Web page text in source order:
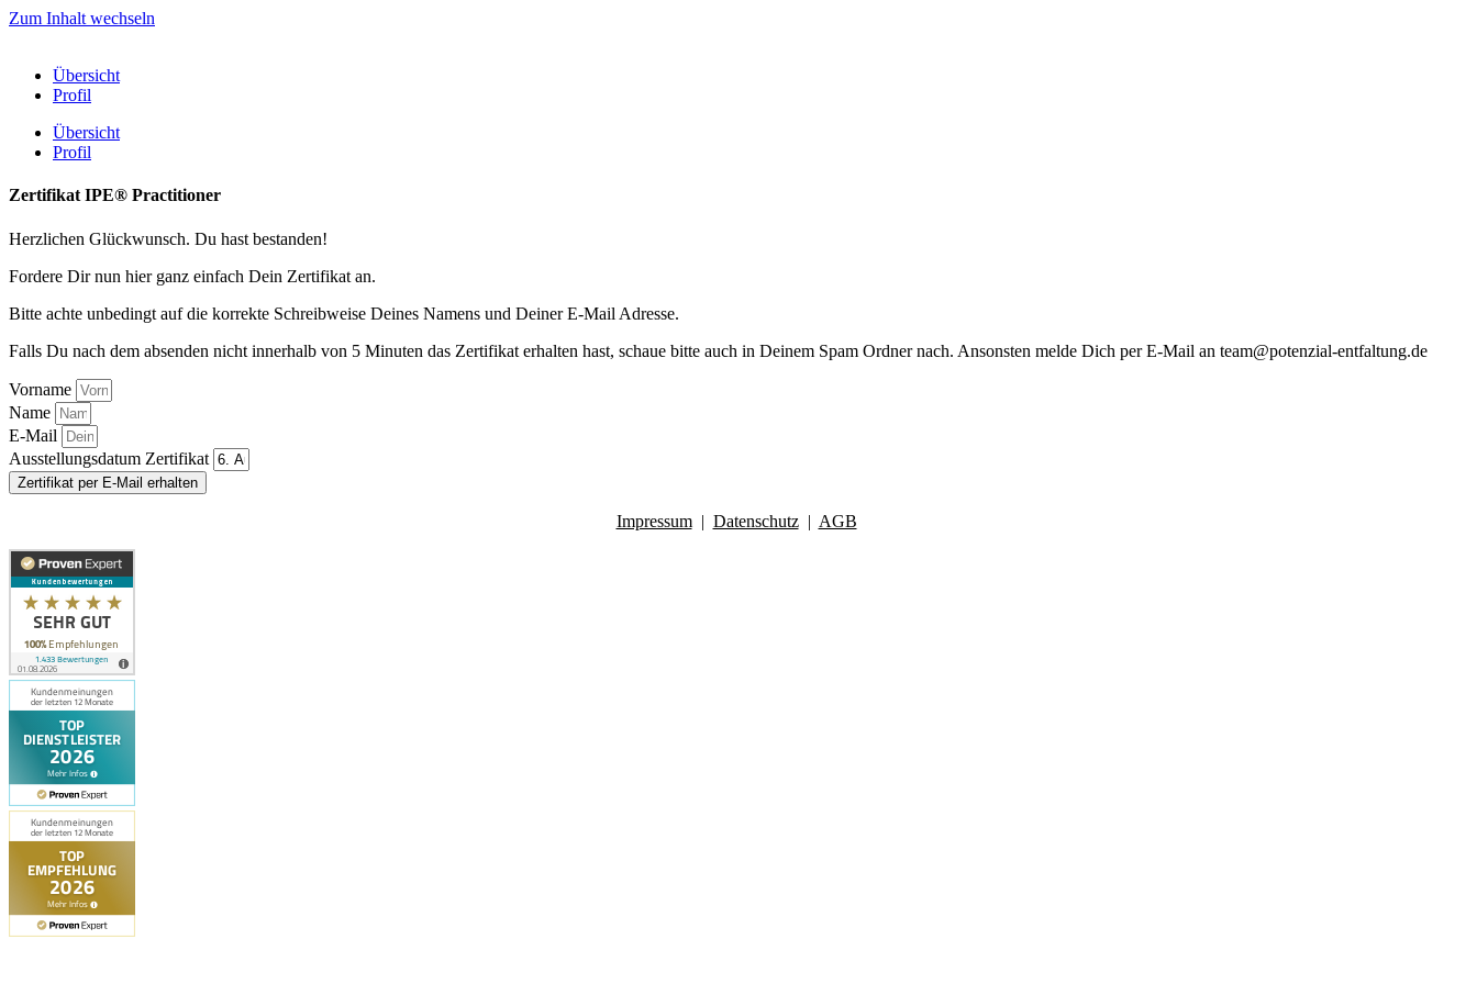
Zum Inhalt wechseln
Übersicht
Profil
Übersicht
Profil
Zertifikat IPE® Practitioner
Herzlichen Glückwunsch. Du hast bestanden!
Fordere Dir nun hier ganz einfach Dein Zertifikat an.
Bitte achte unbedingt auf die korrekte Schreibweise Deines Namens und Deiner E-Mail Adresse.
Falls Du nach dem absenden nicht innerhalb von 5 Minuten das Zertifikat erhalten hast, schaue bitte auch in Deinem Spam Ordner nach. Ansonsten melde Dich per E-Mail an team@potenzial-entfaltung.de
Vorname
Name
E-Mail
Ausstellungsdatum Zertifikat
Zertifikat per E-Mail erhalten
Impressum| Datenschutz| AGB